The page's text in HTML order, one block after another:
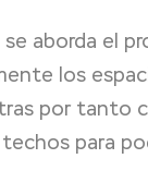
se aborda el
los
por tanto
techos para